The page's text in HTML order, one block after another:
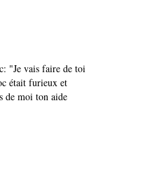
"Je vais faire de toi
était furieux et
de moi ton aide